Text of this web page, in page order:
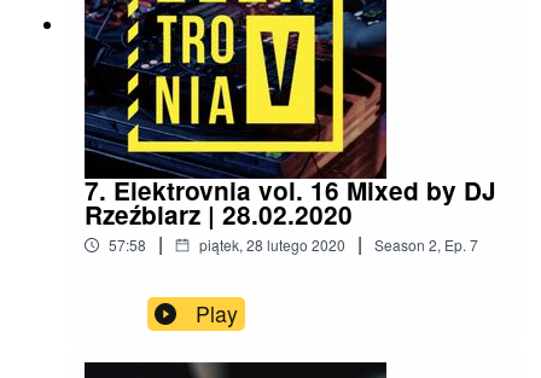
7. Elektrovnia vol. 16 Mixed by DJ
Rzeźbiarz | 28.02.2020
57:58 | piątek, 28 lutego 2020 | Season 2, Ep. 7
Play